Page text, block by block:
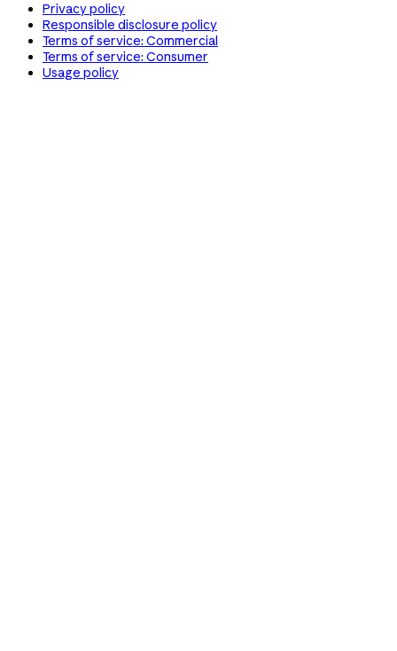
Privacy policy
Responsible disclosure policy
Terms of service: Commercial
Terms of service: Consumer
Usage policy